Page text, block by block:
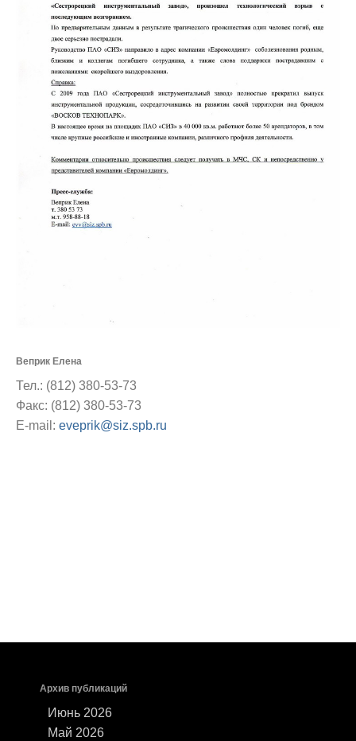
Веприк Елена
Тел.: (812) 380-53-73
Факс: (812) 380-53-73
E-mail: eveprik@siz.spb.ru
Архив публикаций
Июнь 2026
Май 2026